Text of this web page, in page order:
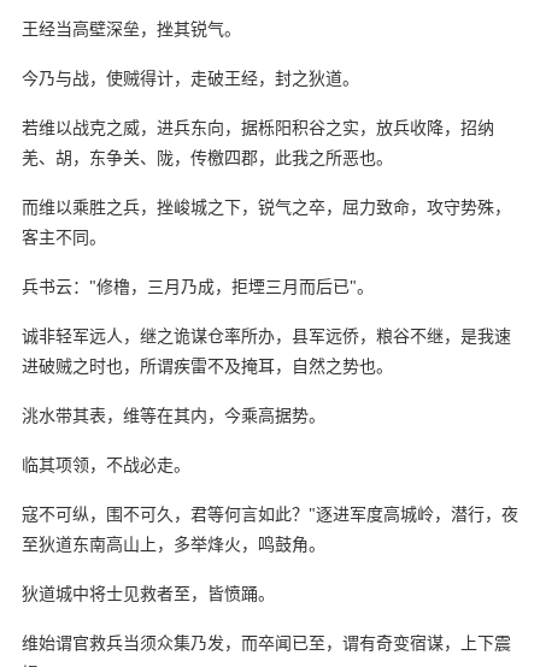
王经当高壁深垒，挫其锐气。
今乃与战，使贼得计，走破王经，封之狄道。
若维以战克之威，进兵东向，据栎阳积谷之实，放兵收降，招纳
羌、胡，东争关、陇，传檄四郡，此我之所恶也。
而维以乘胜之兵，挫峻城之下，锐气之卒，屈力致命，攻守势殊，
客主不同。
兵书云："修橹，三月乃成，拒堙三月而后已"。
诚非轻军远人，继之诡谋仓率所办，县军远侨，粮谷不继，是我速
进破贼之时也，所谓疾雷不及掩耳，自然之势也。
洮水带其表，维等在其内，今乘高据势。
临其项领，不战必走。
寇不可纵，围不可久，君等何言如此？"逐进军度高城岭，潜行，夜
至狄道东南高山上，多举烽火，鸣鼓角。
狄道城中将士见救者至，皆愤踊。
维始谓官救兵当须众集乃发，而卒闻已至，谓有奇变宿谋，上下震